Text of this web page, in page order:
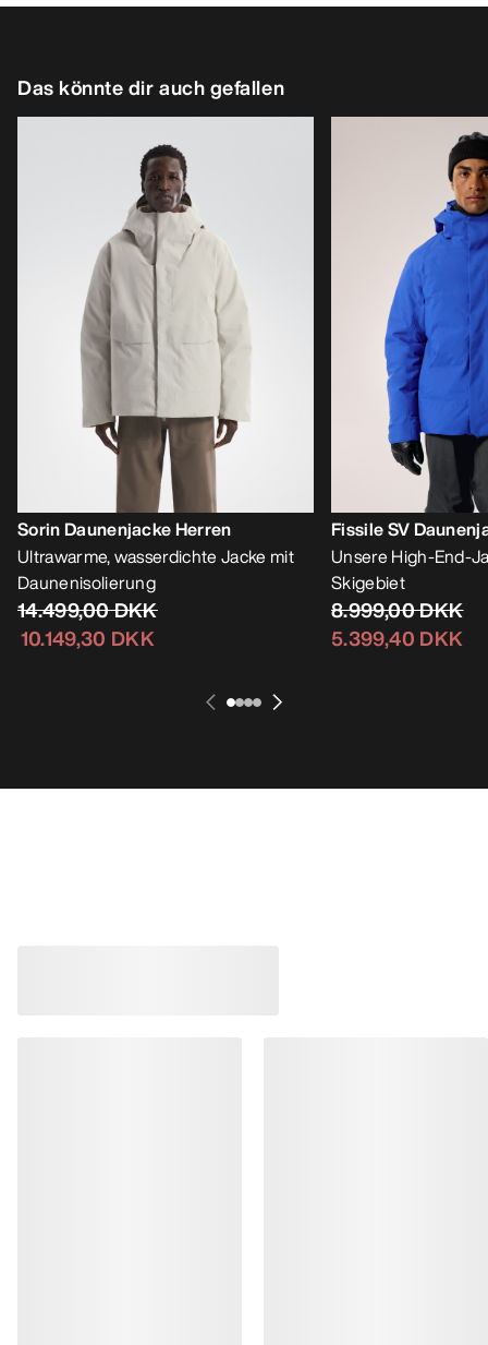
Das könnte dir auch gefallen
Sorin Daunenjacke Herren
Ultrawarme, wasserdichte Jacke mit
Daunenisolierung
14.499,00 DKK
10.149,30 DKK
Fissile SV
Unsere High-End-
Skigebiet
8.999,00 DKK
5.399,40 DKK